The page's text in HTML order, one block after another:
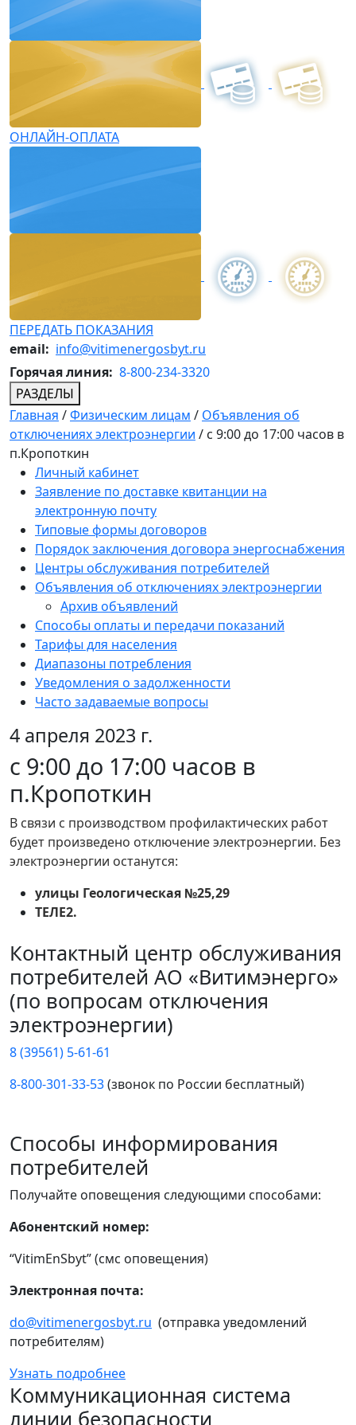
ОНЛАЙН-ОПЛАТА
ПЕРЕДАТЬ ПОКАЗАНИЯ
email: info@vitimenergosbyt.ru
Горячая линия: 8-800-234-3320
РАЗДЕЛЫ
Главная /Физическим лицам / Объявления об
отключениях электроэнергии / с 9:00 до 17:00 часов в
п.Кропоткин
Личный кабинет
Заявление по доставке квитанции на
электронную почту
Типовые формы договоров
Порядок заключения договора энергоснабжения
Центры обслуживания потребителей
Объявления об отключениях электроэнергии
Архив объявлений
Способы оплаты и передачи показаний
Тарифы для населения
Диапазоны потребления
Уведомления о задолженности
Часто задаваемые вопросы
4 апреля 2023 г.
с 9:00 до 17:00 часов в
п.Кропоткин
В связи с производством профилактических работ
будет произведено отключение электроэнергии. Без
электроэнергии останутся:
улицы Геологическая №25,29
ТЕЛЕ2.
Контактный центр обслуживания
потребителей АО «Витимэнерго»
(по вопросам отключения
электроэнергии)
8 (39561) 5-61-61
8-800-301-33-53(звонок по России бесплатный)
Способы информирования
потребителей
Получайте оповещения следующими способами:
Абонентский номер:
“VitimEnSbyt” (смс оповещения)
Электронная почта:
do@vitimenergosbyt.ru (отправка уведомлений
потребителям)
Узнать подробнее
Коммуникационная система
линии безопасности